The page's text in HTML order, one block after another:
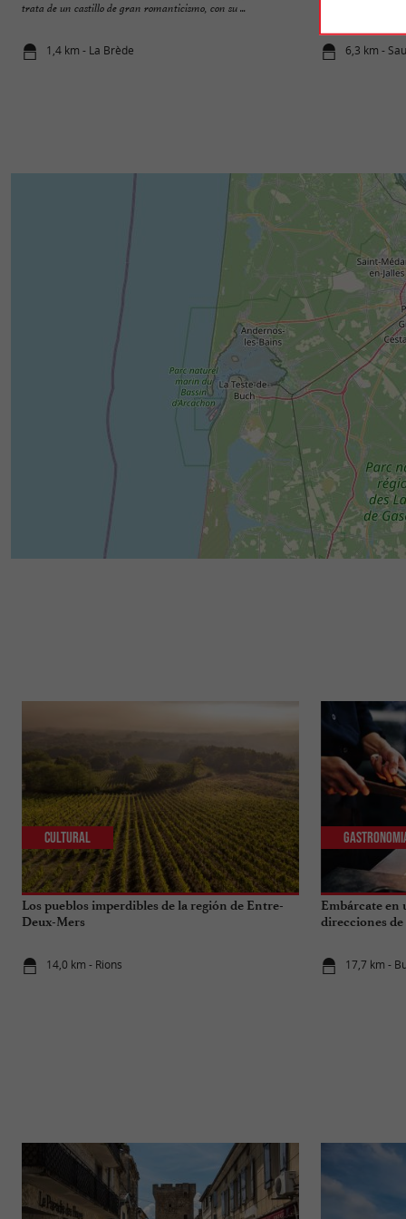
trata de un castillo de gran romanticismo, con su ...
1,4 km - La Brède 6,3 km -
Los pueblos imperdibles de la región de Entre-
Deux-Mers
14,0 km - Rions
Cultural
Embárcate en
direcciones
17,7 km -